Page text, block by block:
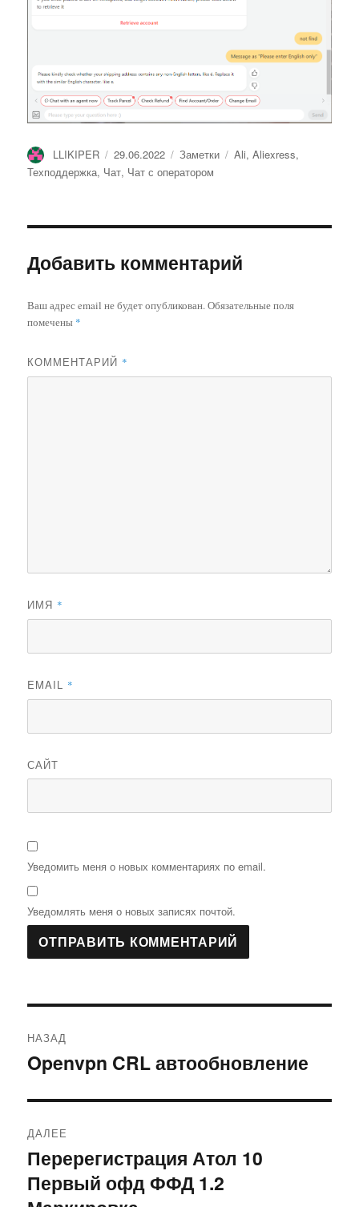
Автор
LLIKIPER Опубликовано
29.06.2022 Рубрики
Заметки Метки
Ali,Aliexress,
Техподдержка, Чат, Чат с оператором
Добавить комментарий
Ваш адрес email не будет опубликован.Обязательные поля
помечены *
КОММЕНТАРИЙ *
ИМЯ *
EMAIL *
САЙТ
Уведомить меня о новых комментариях по email.
Уведомлять меня о новых записях почтой.
по
НАЗАД
Предыдущая
Openvpn CRL автообновление
ДАЛЕЕ
Следующая
запись:
Перерегистрация Атол 10
Первый офд ФФД 1.2